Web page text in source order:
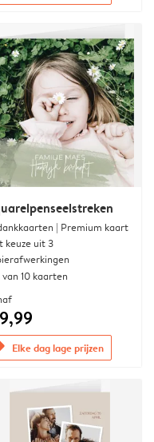
| Premium kaart
keuze uit 3
10 kaarten
Elke dag lage prijzen